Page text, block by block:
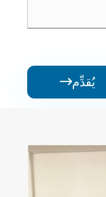
يُقدِّم